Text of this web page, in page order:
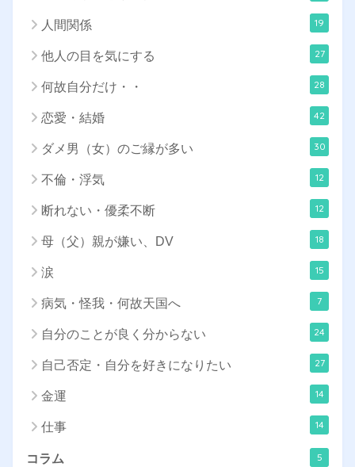
人間関係 19
他人の目を気にする 27
何故自分だけ・・ 28
恋愛・結婚 42
ダメ男（女）のご縁が多い 30
不倫・浮気 12
断れない・優柔不断 12
母（父）親が嫌い、DV 18
涙 15
病気・怪我・何故天国へ 7
自分のことが良く分からない 24
自己否定・自分を好きになりたい 27
金運 14
仕事 14
コラム 5